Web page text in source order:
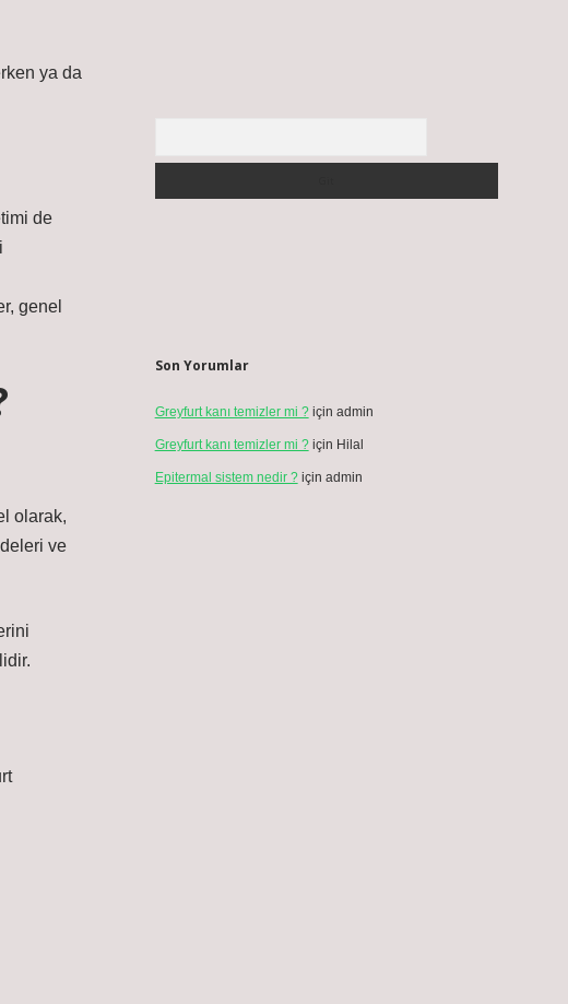
ya da
de
genel
olarak,
ve
Son Yorumlar
Greyfurt kanı temizler mi ?için admin
Greyfurt kanı temizler mi ?için Hilal
Epitermal sistem nedir ?için admin